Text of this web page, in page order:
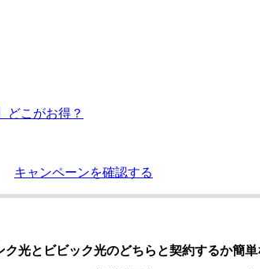
どこがお得？
キャンペーンを確認する
ク光とビビック光のどちらと契約するか簡